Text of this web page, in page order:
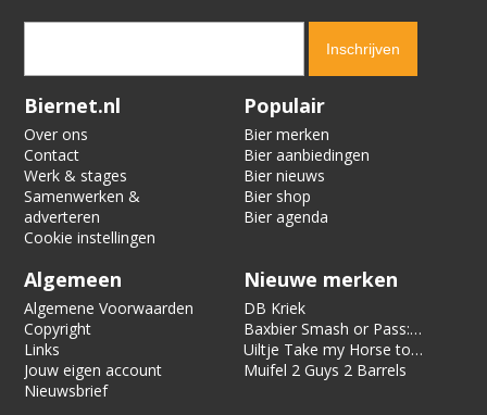
Verification code:
Biernet.nl
Over ons
Contact
Werk & stages
Samenwerken &
adverteren
Cookie instellingen
Populair
Bier merken
Bier aanbiedingen
Bier nieuws
Bier shop
Bier agenda
Algemeen
Algemene Voorwaarden
Copyright
Links
Jouw eigen account
Nieuwsbrief
Nieuwe merken
DB Kriek
Baxbier Smash or Pass:
Strata
Uiltje Take my Horse to
the Hotel Room
Muifel 2 Guys 2 Barrels